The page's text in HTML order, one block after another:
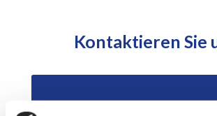
Kontaktieren Sie